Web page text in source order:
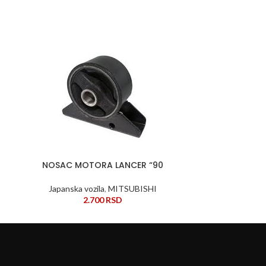
DODAJ U KORPU
NOSAC MOTORA LANCER “90
Japanska vozila,MITSUBISHI
2.700RSD